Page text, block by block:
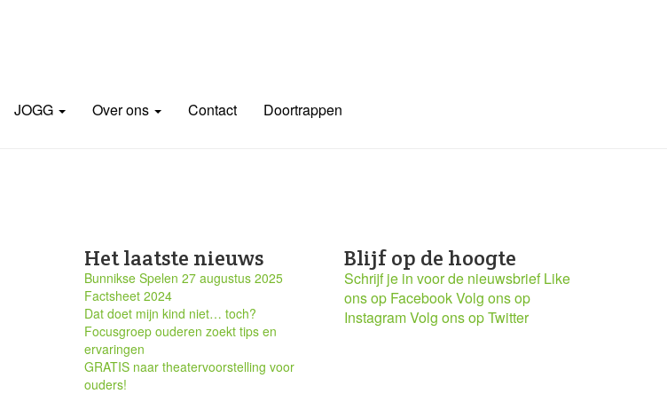
JOGG Over ons Contact Doortrappen
Het laatste nieuws
Bunnikse Spelen 27 augustus 2025
Factsheet 2024
Dat doet mijn kind niet… toch?
Focusgroep ouderen zoekt tips en
ervaringen
GRATIS naar theatervoorstelling voor
ouders!
Blijf op de hoogte
Schrijf je in voor de nieuwsbrief Like
ons op FacebookVolg ons op
InstagramVolg ons op Twitter